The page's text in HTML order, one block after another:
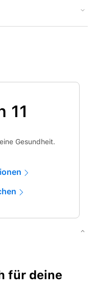
11
Gesundheit.
für deine